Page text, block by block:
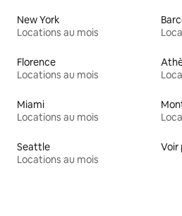
New York
Locations au mois
Florence
Locations au mois
Miami
Locations au mois
Seattle
Locations au mois
Voir